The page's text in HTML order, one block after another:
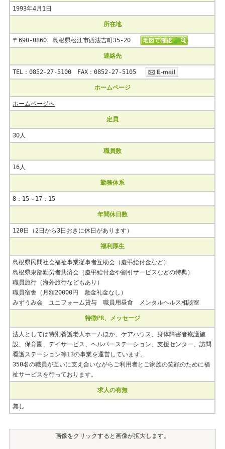
1993年4月1日
所在地
〒690-0860 島根県松江市西法吉町35-20
連絡先
TEL：0852-27-5100 FAX：0852-27-5105
ホームページ
ホームページへ
定員
30人
職員数
16人
勤務体系
8：15～17：15
年間休日数
120日（2日から3日おきに休日があります）
福利厚生
島根県民間社会福祉事業従事者互助会（慶弔給付金など）
島根県東部勤労者共済会（慶弔給付金や割引サービスなどの特典）
職員旅行（海外旅行などもあり）
職員宿舎（月額20000円 敷金礼金なし）
みずうみ会 ユニフォーム貸与 職員用昼食 メンタルヘルス相談室
特徴PR、メッセージ
法人としては特別養護老人ホームほか、ケアハウス、身体障害者療護施
設、保育園、デイサービス、ヘルパーステーション、支援センター、訪問
看護ステーション等13の事業を運営しています。
350名の職員が互いに支え合いながらご利用者とご家族の笑顔のために福
祉サービスを行っております。
求人の有無
無し
画像をクリックすると画像が拡大します。